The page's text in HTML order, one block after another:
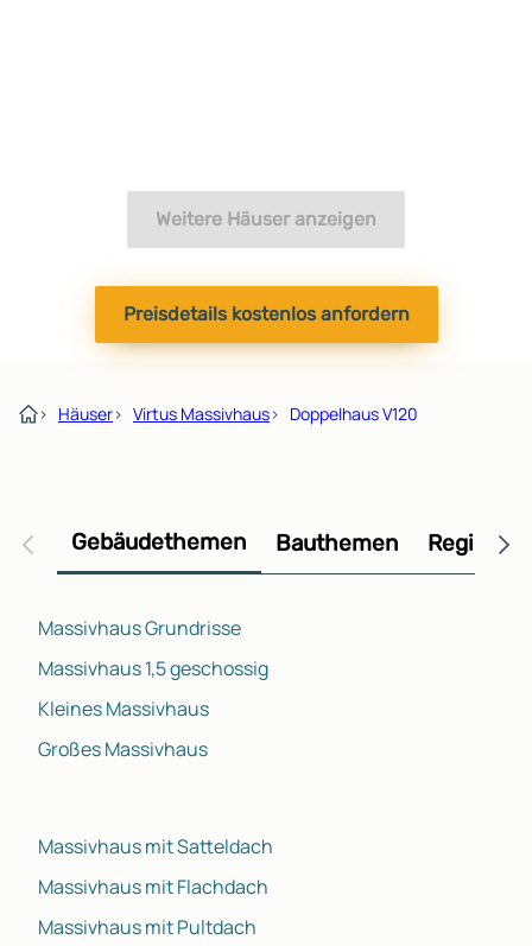
Weitere Häuser anzeigen
Preisdetails kostenlos anfordern
› Häuser› Virtus Massivhaus› Doppelhaus V120
Gebäudethemen Bauthemen
Massivhaus Grundrisse
Massivhaus 1,5 geschossig
Kleines Massivhaus
Großes Massivhaus
Massivhaus mit Satteldach
Massivhaus mit Flachdach
Massivhaus mit Pultdach